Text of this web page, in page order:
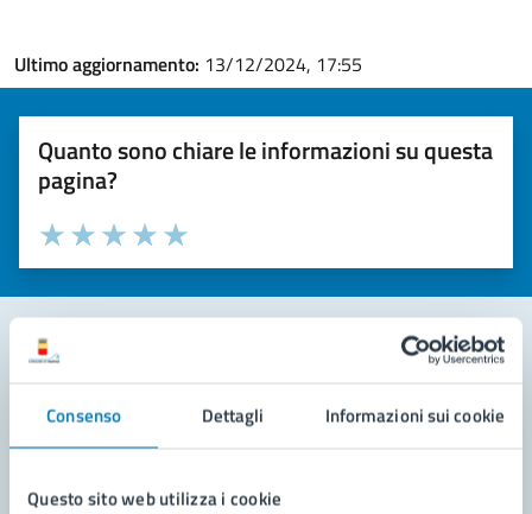
Consenso Dettagli Informazioni sui cookie
Questo sito web utilizza i cookie
Ultimo aggiornamento: 13/12/2024, 17:55
Quanto sono chiare le informazioni su questa
pagina?
Valuta la chiarezza delle informazioni (da 1 a 5 stelle)
Seleziona il numero di stelle per valutare la chiarezza delle
Valuta 5 stelle su 5
Valuta 4 stelle su 5
Valuta 3 stelle su 5
Valuta 2 stelle su 5
Valuta 1 stelle su 5
Leggi le domande frequenti
Richiedi assistenza